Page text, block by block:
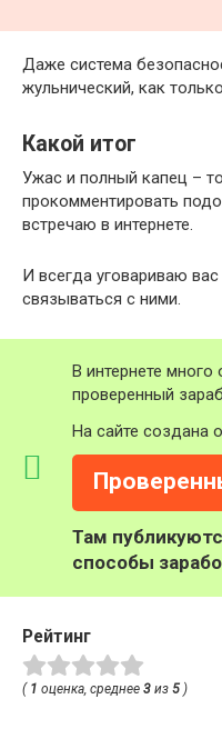
Даже система
жульнический, как
Какой итог
Ужас и полный капец –
прокомментировать
встречаю в интернете.
И всегда уговариваю
связываться с ними.
В интернете много
проверенный
На сайте создана
Там
способы
Рейтинг
( 1 оценка, среднее 3 из 5 )